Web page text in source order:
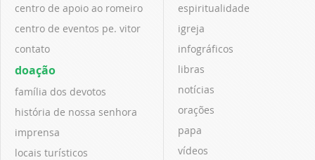
centro de apoio ao romeiro
centro de eventos pe. vitor
contato
doação
família dos devotos
história de nossa senhora
imprensa
locais turísticos
espiritualidade
igreja
infográficos
libras
notícias
orações
papa
vídeos